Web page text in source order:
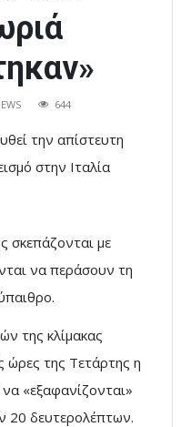
644
την απίστευτη
στην Ιταλία
σκεπάζονται με
να περάσουν τη
της κλίμακας
ώρες της Τετάρτης η
να «εξαφανίζονται»
20 δευτερολέπτων.